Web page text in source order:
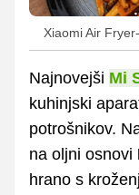
Xiaomi Air
Najnovejši Mi
kuhinjski
potrošnikov.
na oljni osnovi
hrano s